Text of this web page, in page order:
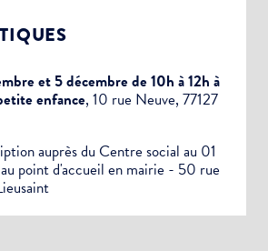
et 5 décembre de 10h à 12h à
enfance, 10 rue Neuve, 77127
auprès du Centre social au 01
point d'accueil en mairie - 50 rue